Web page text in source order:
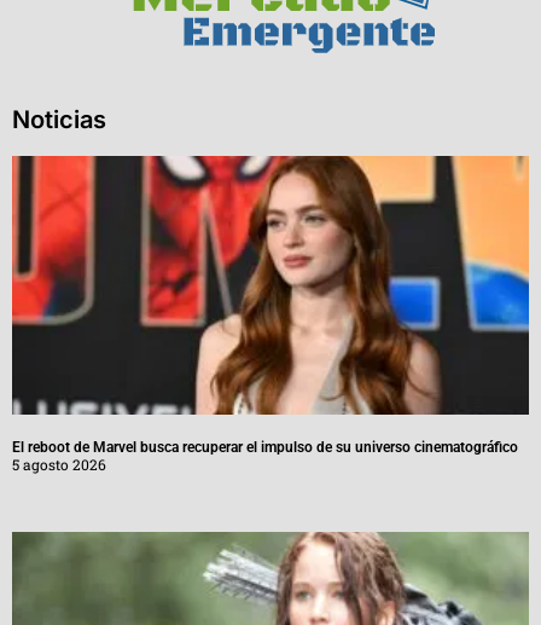
Noticias
El reboot de Marvel busca recuperar el impulso de su universo cinematográfico
5 agosto 2026